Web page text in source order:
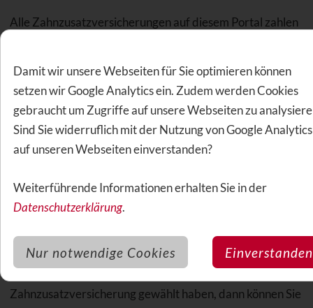
Alle Zahnzusatzversicherungen auf diesem Portal zahlen
Alle Zahnzusatzversicherungen können Sie abschließen –
egal, bei welcher Krankenkasse Sie Mitglied sind.
Sie brauchen nur Ihr Geburtsdatum einzugeben. Fehlen
Implantate ersetzt worden sind? Dann geben Sie bitte die
Anzahl ein.
Anschließend werden Ihnen passende
Zahnzusatzversicherung gewählt haben, dann können Sie
Damit wir unsere Webseiten für Sie optimieren können
setzen wir Google Analytics ein. Zudem werden Cookies
gebraucht um Zugriffe auf unsere Webseiten zu
Sind Sie widerruflich mit der Nutzung von Google Analytics
auf unseren Webseiten einverstanden?
Weiterführende Informationen erhalten Sie in der
Datenschutzerklärung.
Nur notwendige Cookies Einverstanden